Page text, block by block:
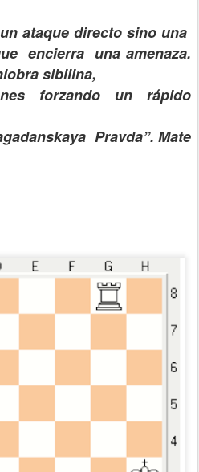
ataque directo sino una
encierra una amenaza.
sibilina,
forzando un rápido
Pravda”. Mate